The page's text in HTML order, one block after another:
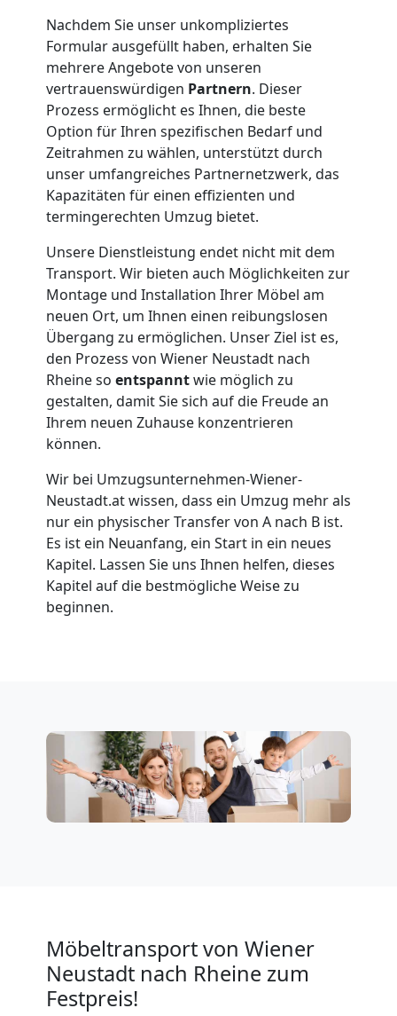
Nachdem Sie unser unkompliziertes
Formular ausgefüllt haben, erhalten Sie
mehrere Angebote von unseren
vertrauenswürdigen Partnern. Dieser
Prozess ermöglicht es Ihnen, die beste
Option für Ihren spezifischen Bedarf und
Zeitrahmen zu wählen, unterstützt durch
unser umfangreiches Partnernetzwerk, das
Kapazitäten für einen effizienten und
termingerechten Umzug bietet.
Unsere Dienstleistung endet nicht mit dem
Transport. Wir bieten auch Möglichkeiten zur
Montage und Installation Ihrer Möbel am
neuen Ort, um Ihnen einen reibungslosen
Übergang zu ermöglichen. Unser Ziel ist es,
den Prozess von Wiener Neustadt nach
Rheine so entspanntwie möglich zu
gestalten, damit Sie sich auf die Freude an
Ihrem neuen Zuhause konzentrieren
können.
Wir bei Umzugsunternehmen-Wiener-
Neustadt.at wissen, dass ein Umzug mehr als
nur ein physischer Transfer von A nach B ist.
Es ist ein Neuanfang, ein Start in ein neues
Kapitel. Lassen Sie uns Ihnen helfen, dieses
Kapitel auf die bestmögliche Weise zu
beginnen.
Möbeltransport von Wiener
Neustadt nach Rheine zum
Festpreis!
Mann
LKW
Möbellift
Wiener
Neustadt
Übersiedlung
Wiener
Neustadt
Klaviertransport
Wiener
Neustadt
Wiener
Neustadt
Tresortransport
Wiener
Neustadt